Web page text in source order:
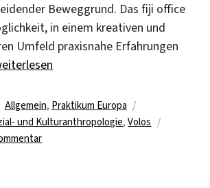
Beweggrund. Das fiji office
in einem kreativen und
Umfeld praxisnahe Erfahrungen
im Fiji Office in Griechenland“
Kategorien
Allgemein, Praktikum Europa
und Kulturanthropologie,Volos
zu